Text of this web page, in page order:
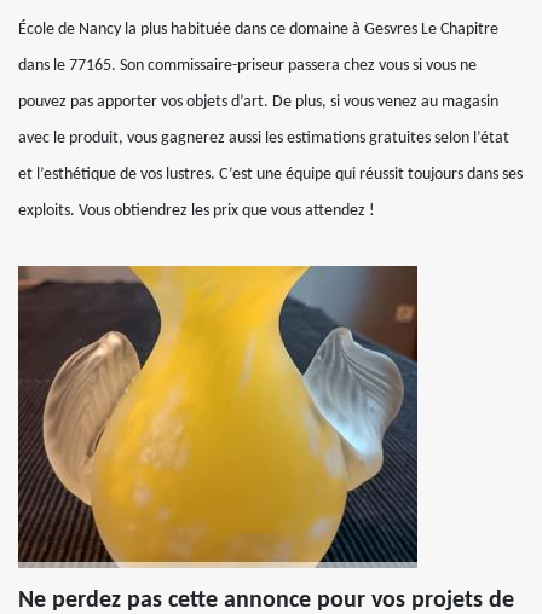
École de Nancy la plus habituée dans ce domaine à Gesvres Le Chapitre
dans le 77165. Son commissaire-priseur passera chez vous si vous ne
pouvez pas apporter vos objets d’art. De plus, si vous venez au magasin
avec le produit, vous gagnerez aussi les estimations gratuites selon l’état
et l’esthétique de vos lustres. C’est une équipe qui réussit toujours dans ses
exploits. Vous obtiendrez les prix que vous attendez !
Ne perdez pas cette annonce pour vos projets de